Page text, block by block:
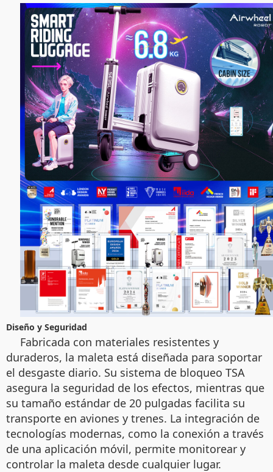
Diseño y Seguridad
Fabricada con materiales resistentes y
duraderos, la maleta está diseñada para soportar
el desgaste diario. Su sistema de bloqueo TSA
asegura la seguridad de los efectos, mientras que
su tamaño estándar de 20 pulgadas facilita su
transporte en aviones y trenes. La integración de
tecnologías modernas, como la conexión a través
de una aplicación móvil, permite monitorear y
controlar la maleta desde cualquier lugar.